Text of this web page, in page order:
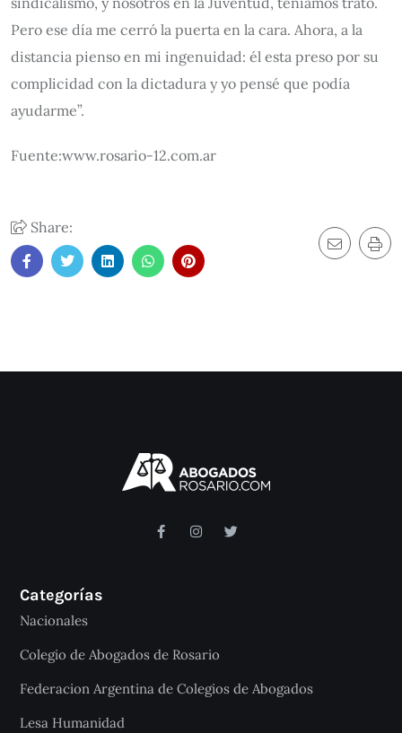
Pero ese día me cerró la puerta en la cara. Ahora, a la
distancia pienso en mi ingenuidad: él esta preso por su
complicidad con la dictadura y yo pensé que podía
ayudarme”.
Fuente:www.rosario-12.com.ar
Share:
Categorías
Nacionales
Colegio de Abogados de Rosario
Federacion Argentina de Colegios de Abogados
Lesa Humanidad